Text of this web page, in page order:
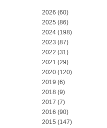
2026 (60)
2025 (86)
2024 (198)
2023 (87)
2022 (31)
2021 (29)
2020 (120)
2019 (6)
2018 (9)
2017 (7)
2016 (90)
2015 (147)